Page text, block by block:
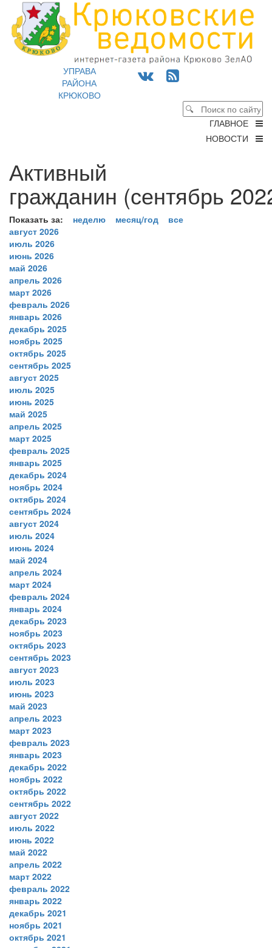
УПРАВА
РАЙОНА
КРЮКОВО
ГЛАВНОЕ
НОВОСТИ
Активный
гражданин (сентябрь
Показать за: неделю месяц/год
все
август 2026
июль 2026
июнь 2026
май 2026
апрель 2026
март 2026
февраль 2026
январь 2026
декабрь 2025
ноябрь 2025
октябрь 2025
сентябрь 2025
август 2025
июль 2025
июнь 2025
май 2025
апрель 2025
март 2025
февраль 2025
январь 2025
декабрь 2024
ноябрь 2024
октябрь 2024
сентябрь 2024
август 2024
июль 2024
июнь 2024
май 2024
апрель 2024
март 2024
февраль 2024
январь 2024
декабрь 2023
ноябрь 2023
октябрь 2023
сентябрь 2023
август 2023
июль 2023
июнь 2023
май 2023
апрель 2023
март 2023
февраль 2023
январь 2023
декабрь 2022
ноябрь 2022
октябрь 2022
сентябрь 2022
август 2022
июль 2022
июнь 2022
май 2022
апрель 2022
март 2022
февраль 2022
январь 2022
декабрь 2021
ноябрь 2021
октябрь 2021